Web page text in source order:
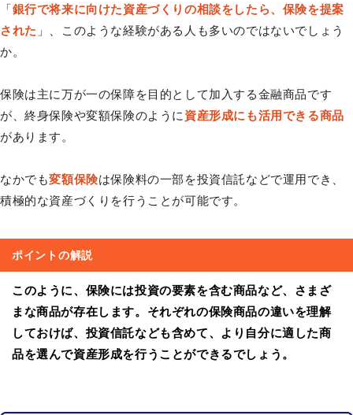
「銀行で将来に向けた資産づくりの相談をしたら、保険を提案
された 」、このような経験がある人も多いのではないでしょう
か。
保険は主に万が一の保障を目的として加入する金融商品です
が、終身保険や変額保険のように 資産形成にも活用できる商品
があります。
なかでも変額保険は保険料の一部を投資信託などで運用でき、
積極的な資産づくりを行うことが可能です。
ポイントの解説
このように、保険には投資の要素を含む商品など、さまざ
まな商品が存在します。それぞれの保険商品の違いを理解
しておけば、投資信託なども含めて、より自分に適した商
品を選んで資産形成を行うことができるでしょう。